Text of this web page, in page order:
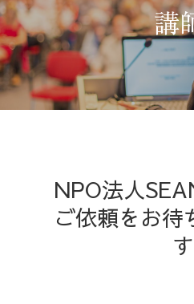
講
NPO法人
ご依頼をお待
す